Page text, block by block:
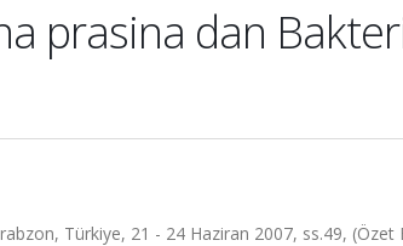
prasina dan
Türkiye, 21 - 24 Haziran 2007, ss.49, (Özet